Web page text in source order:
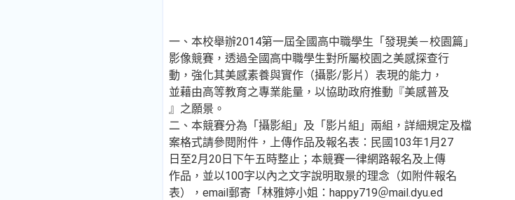
一、本校舉辦2014第一屆全國高中職學生「發現美－校園篇」
影像競賽，透過全國高中職學生對所屬校園之美感探查行
動，強化其美感素養與實作（攝影/影片）表現的能力，
並藉由高等教育之專業能量，以協助政府推動『美感普及
』之願景。
二、本競賽分為「攝影組」及「影片組」兩組，詳細規定及檔
案格式請參閱附件，上傳作品及報名表：民國103年1月27
日至2月20日下午五時整止；本競賽一律網路報名及上傳
作品，並以100字以內之文字說明取景的理念（如附件報名
表），email郵寄「林雅婷小姐：happy719＠mail.dyu.ed